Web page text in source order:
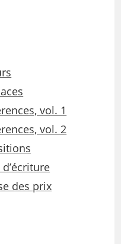
vol. 1
vol. 2
des prix